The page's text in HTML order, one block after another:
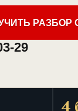
РАЗБОР
29
4